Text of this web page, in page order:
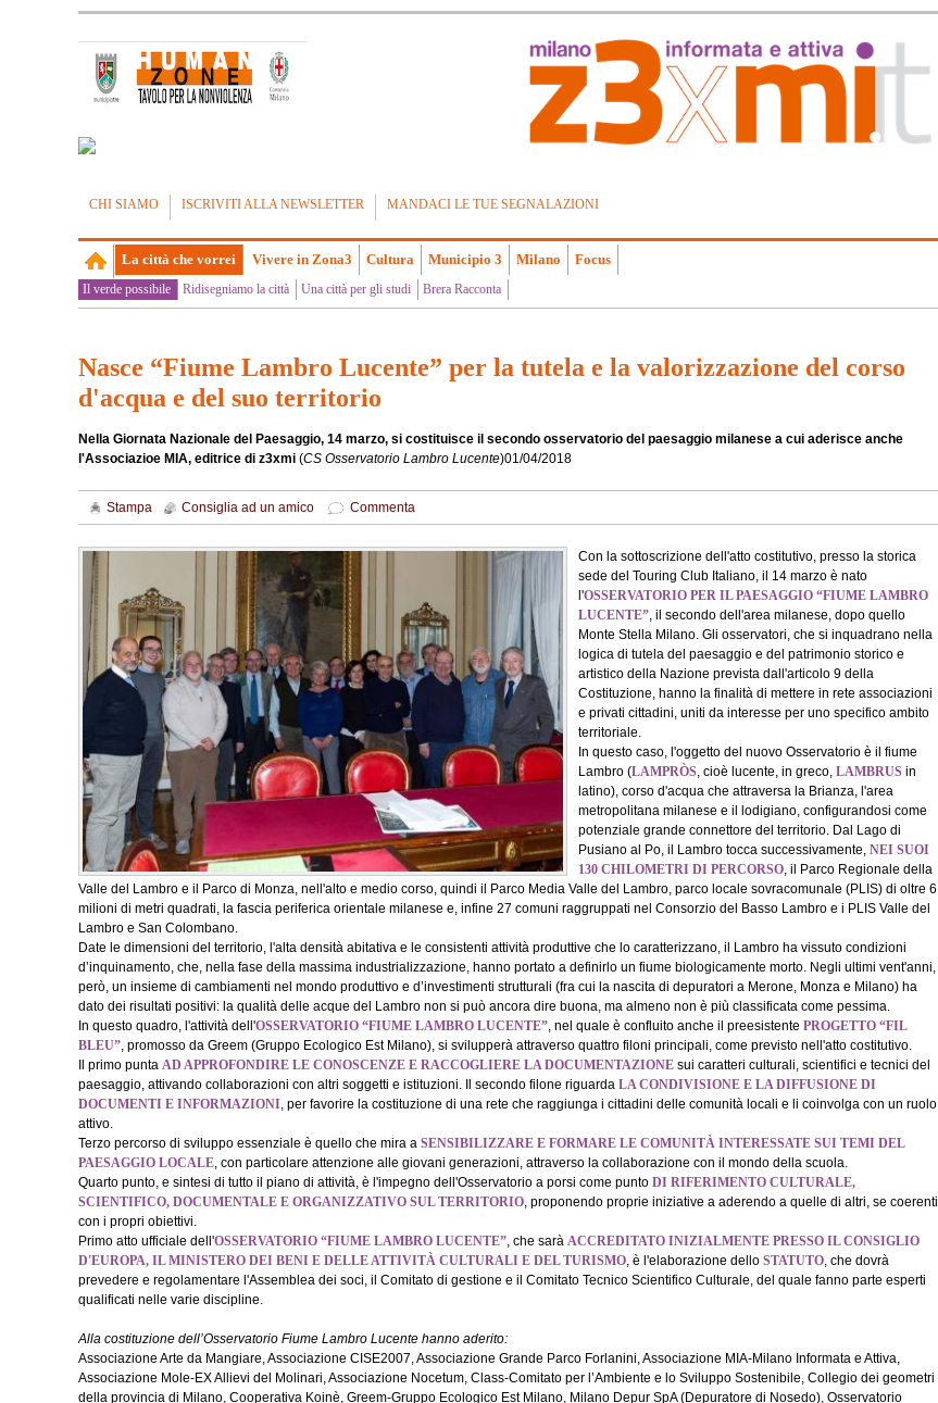
CHI SIAMO ISCRIVITI ALLA NEWSLETTER MANDACI LE TUE SEGNALAZIONI
La città che vorrei Vivere in Zona3 Cultura Municipio 3 Milano Focus
Il verde possibile Ridisegniamo la città Una città per gli studi Brera Racconta
Nasce “Fiume Lambro Lucente” per la tutela e la valorizzazione del corso
d'acqua e del suo territorio
Nella Giornata Nazionale del Paesaggio, 14 marzo, si costituisce il secondo osservatorio del paesaggio milanese a cui aderisce anche
l'Associazioe MIA, editrice di z3xmi (CS Osservatorio Lambro Lucente)01/04/2018
Stampa Consiglia ad un amico Commenta
Con la sottoscrizione dell'atto costitutivo, presso la storica
sede del Touring Club Italiano, il 14 marzo è nato
l'OSSERVATORIO PER IL PAESAGGIO “FIUME LAMBRO
LUCENTE”, il secondo dell'area milanese, dopo quello
Monte Stella Milano. Gli osservatori, che si inquadrano nella
logica di tutela del paesaggio e del patrimonio storico e
artistico della Nazione prevista dall'articolo 9 della
Costituzione, hanno la finalità di mettere in rete associazioni
e privati cittadini, uniti da interesse per uno specifico ambito
territoriale.
In questo caso, l'oggetto del nuovo Osservatorio è il fiume
Lambro (LAMPRÒS, cioè lucente, in greco, LAMBRUS in
latino), corso d'acqua che attraversa la Brianza, l'area
metropolitana milanese e il lodigiano, configurandosi come
potenziale grande connettore del territorio. Dal Lago di
Pusiano al Po, il Lambro tocca successivamente, NEI SUOI
130 CHILOMETRI DI PERCORSO, il Parco Regionale della
Valle del Lambro e il Parco di Monza, nell'alto e medio corso, quindi il Parco Media Valle del Lambro, parco locale sovracomunale (PLIS) di oltre 6
milioni di metri quadrati, la fascia periferica orientale milanese e, infine 27 comuni raggruppati nel Consorzio del Basso Lambro e i PLIS Valle del
Lambro e San Colombano.
Date le dimensioni del territorio, l'alta densità abitativa e le consistenti attività produttive che lo caratterizzano, il Lambro ha vissuto condizioni
d’inquinamento, che, nella fase della massima industrializzazione, hanno portato a definirlo un fiume biologicamente morto. Negli ultimi vent'anni,
però, un insieme di cambiamenti nel mondo produttivo e d’investimenti strutturali (fra cui la nascita di depuratori a Merone, Monza e Milano) ha
dato dei risultati positivi: la qualità delle acque del Lambro non si può ancora dire buona, ma almeno non è più classificata come pessima.
In questo quadro, l'attività dell'OSSERVATORIO “FIUME LAMBRO LUCENTE”, nel quale è confluito anche il preesistente PROGETTO “FIL
BLEU”, promosso da Greem (Gruppo Ecologico Est Milano), si svilupperà attraverso quattro filoni principali, come previsto nell'atto costitutivo.
Il primo punta AD APPROFONDIRE LE CONOSCENZE E RACCOGLIERE LA DOCUMENTAZIONE sui caratteri culturali, scientifici e tecnici del
paesaggio, attivando collaborazioni con altri soggetti e istituzioni. Il secondo filone riguarda LA CONDIVISIONE E LA DIFFUSIONE DI
DOCUMENTI E INFORMAZIONI, per favorire la costituzione di una rete che raggiunga i cittadini delle comunità locali e li coinvolga con un ruolo
attivo.
Terzo percorso di sviluppo essenziale è quello che mira a SENSIBILIZZARE E FORMARE LE COMUNITÀ INTERESSATE SUI TEMI DEL
PAESAGGIO LOCALE, con particolare attenzione alle giovani generazioni, attraverso la collaborazione con il mondo della scuola.
Quarto punto, e sintesi di tutto il piano di attività, è l'impegno dell'Osservatorio a porsi come punto DI RIFERIMENTO CULTURALE,
SCIENTIFICO, DOCUMENTALE E ORGANIZZATIVO SUL TERRITORIO, proponendo proprie iniziative a aderendo a quelle di altri, se coerenti
con i propri obiettivi.
Primo atto ufficiale dell'OSSERVATORIO “FIUME LAMBRO LUCENTE”, che sarà ACCREDITATO INIZIALMENTE PRESSO IL CONSIGLIO
D'EUROPA, IL MINISTERO DEI BENI E DELLE ATTIVITÀ CULTURALI E DEL TURISMO, è l'elaborazione dello STATUTO, che dovrà
prevedere e regolamentare l'Assemblea dei soci, il Comitato di gestione e il Comitato Tecnico Scientifico Culturale, del quale fanno parte esperti
qualificati nelle varie discipline.
Alla costituzione dell’Osservatorio Fiume Lambro Lucente hanno aderito:
Associazione Arte da Mangiare, Associazione CISE2007, Associazione Grande Parco Forlanini, Associazione MIA-Milano Informata e Attiva,
Associazione Mole-EX Allievi del Molinari, Associazione Nocetum, Class-Comitato per l’Ambiente e lo Sviluppo Sostenibile, Collegio dei geometri
della provincia di Milano, Cooperativa Koinè, Greem-Gruppo Ecologico Est Milano, Milano Depur SpA (Depuratore di Nosedo), Osservatorio